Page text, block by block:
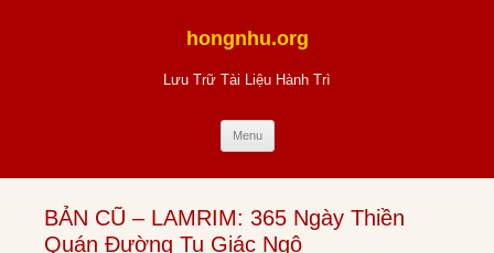
hongnhu.org
Lưu Trữ Tài Liệu Hành Trì
Menu
BẢN CŨ – LAMRIM: 365 Ngày Thiền
Quán Đường Tu Giác Ngộ